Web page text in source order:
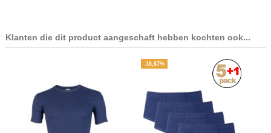
Klanten die dit product aangeschaft hebben kochten ook...
-16,67%